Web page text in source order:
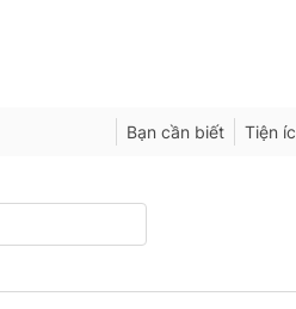
Bạn cần biết Tiện